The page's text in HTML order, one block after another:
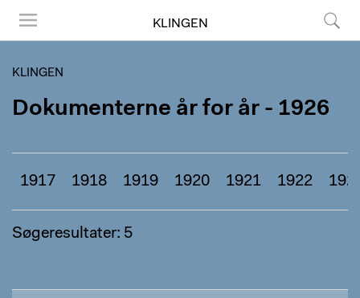
KLINGEN
KLINGEN
Dokumenterne år for år - 1926
1917 1918 1919 1920 1921 1922
Søgeresultater: 5